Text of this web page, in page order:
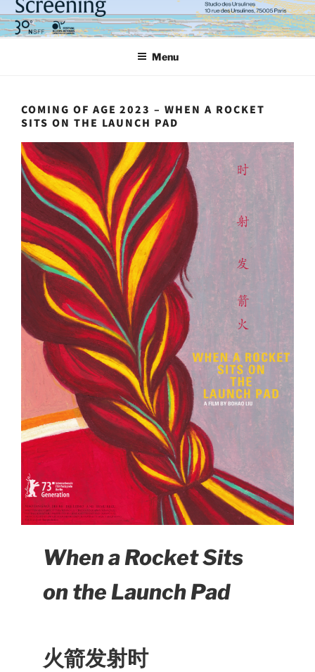
Aller
au
contenu
Menu
COMING OF AGE 2023 – WHEN A ROCKET
SITS ON THE LAUNCH PAD
When a Rocket Sits
on the Launch Pad
火箭发射时